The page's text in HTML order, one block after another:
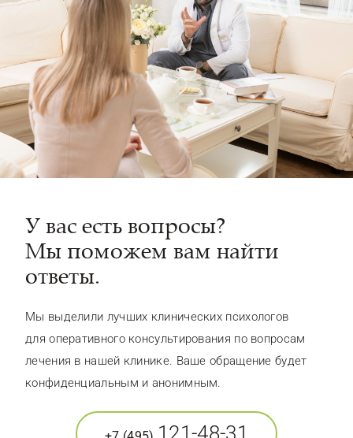
У вас есть вопросы?
Мы поможем вам найти
ответы.
Мы выделили лучших клинических психологов
для оперативного консультирования по вопросам
лечения в нашей клинике. Ваше обращение будет
конфиденциальным и анонимным.
121-48-31